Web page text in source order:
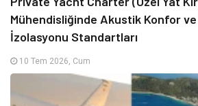
Mühendisliğinde Akustik Konfor
İzolasyonu Standartları
10 Tem 2026, Cum